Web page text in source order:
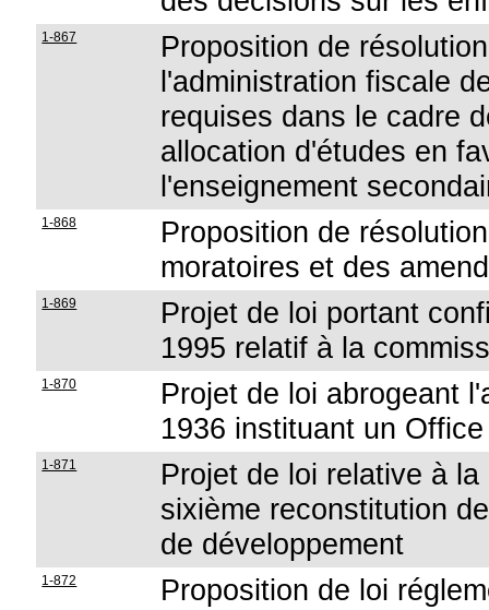
1-867
Proposition de
l'administration fiscale
requises dans le cadre
allocation d'études en
l'enseignement
1-868
Proposition de
moratoires et des
1-869
Projet de loi portant
1995 relatif à la
1-870
Projet de loi abrogeant
1936 instituant un
1-871
Projet de loi relative à
sixième reconstitution
de développement
1-872
Proposition de loi